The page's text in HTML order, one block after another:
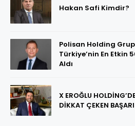
Hakan Safi Kimdir?
Polisan Holding
Türkiye’nin En Etkin
Aldı
X EROĞLU
DİKKAT ÇEKEN BAŞARI